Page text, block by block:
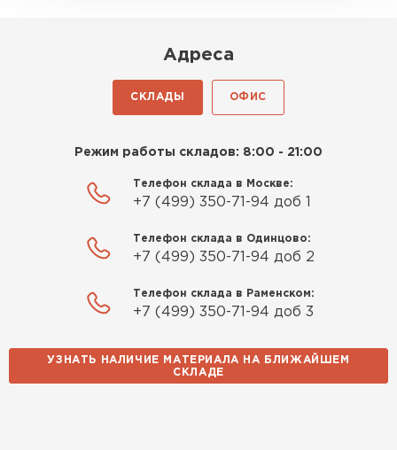
Адреса
СКЛАДЫ ОФИС
Режим работы складов: 8:00 - 21:00
Телефон склада в Москве:
+7 (499) 350-71-94 доб 1
Телефон склада в Одинцово:
+7 (499) 350-71-94 доб 2
Телефон склада в Раменском:
+7 (499) 350-71-94 доб 3
УЗНАТЬ НАЛИЧИЕ МАТЕРИАЛА НА БЛИЖАЙШЕМ
СКЛАДЕ